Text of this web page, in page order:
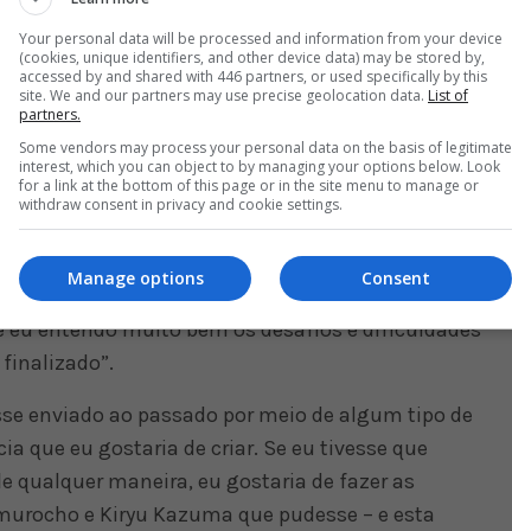
visto recentemente na produção da Netflix,
de infância Akira Nishikiyama. Munetaka
estará presente, em um papel ainda
Ryu Ga Gotoku Studio, atuará como
no papel pela primeira vez no roteiro
em revisitar nenhum dos meus trabalhos na
eu entendo muito bem os desafios e dificuldades
enviado ao passado por meio de algum tipo de
que eu gostaria de criar. Se eu tivesse que
qualquer maneira, eu gostaria de fazer as
e Kiryu Kazuma que pudesse – e esta
Your personal data will be processed and information from your device
(cookies, unique identifiers, and other device data) may be stored by,
accessed by and shared with 446 partners, or used specifically by this
site. We and our partners may use precise geolocation data. List of
partners.
Some vendors may process your personal data on the basis of legitimate
interest, which you can object to by managing your options below. Look
for a link at the bottom of this page or in the site menu to manage or
withdraw consent in privacy and cookie settings.
Consent
Manage options